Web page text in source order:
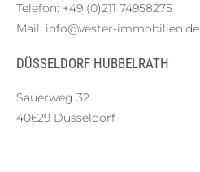
Telefon: +49 (0)211 74958275
Mail: info@vester-immobilien.de
DÜSSELDORF HUBBELRATH
Sauerweg 32
40629 Düsseldorf